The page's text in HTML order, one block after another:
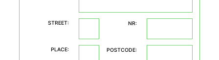
STREET: NR:
PLACE: POSTCODE: